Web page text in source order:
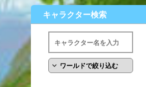
キャラクター検索